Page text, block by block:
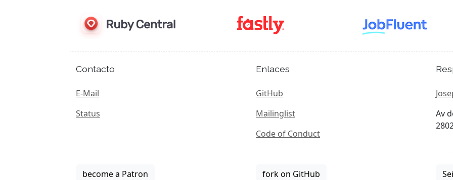
Contacto
E-Mail
Status
Enlaces
GitHub
Mailinglist
Code of Conduct
Av
become a Patron fork on GitHub